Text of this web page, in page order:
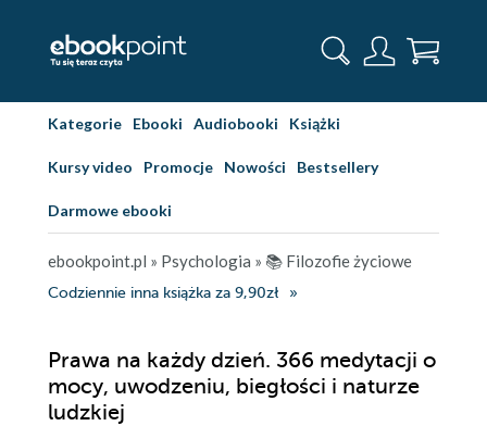
Kategorie Ebooki Audiobooki Książki
Kursy video Promocje Nowości Bestsellery
Darmowe ebooki
ebookpoint.pl » Psychologia » 📚 Filozofie życiowe
Codziennie inna książka za 9,90zł
Prawa na każdy dzień. 366 medytacji o
mocy, uwodzeniu, biegłości i naturze
ludzkiej